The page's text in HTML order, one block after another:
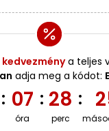
a teljes
adja meg a kódot:
: 07
óra
: 28
perc
: